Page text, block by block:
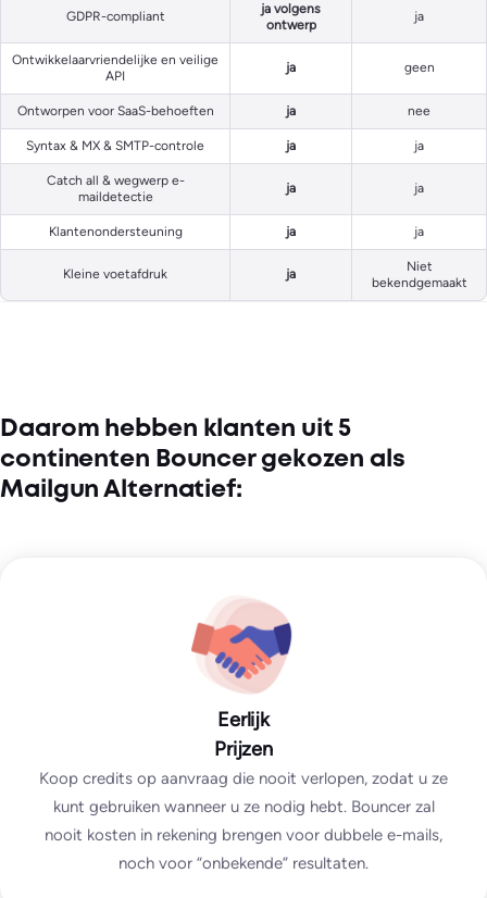
GDPR-compliant
ja volgens
ontwerp
ja
Ontwikkelaarvriendelijke en veilige
API
ja geen
Ontworpen voor SaaS-behoeften ja nee
Syntax & MX & SMTP-controle ja ja
Catch all & wegwerp e-
maildetectie
ja ja
Klantenondersteuning ja ja
Kleine voetafdruk ja
Niet
bekendgemaakt
Daarom hebben klanten uit 5
continenten Bouncer gekozen als
Mailgun Alternatief:
Eerlijk
Prijzen
Koop credits op aanvraag die nooit verlopen, zodat u ze
kunt gebruiken wanneer u ze nodig hebt. Bouncer zal
nooit kosten in rekening brengen voor dubbele e-mails,
noch voor “onbekende” resultaten.